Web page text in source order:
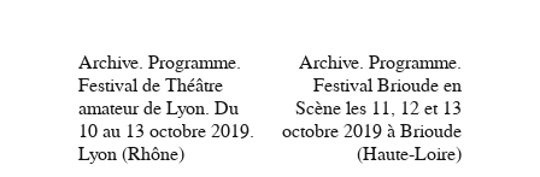
Archive. Programme.
Festival de Théâtre
amateur de Lyon. Du
10 au 13 octobre 2019.
Lyon (Rhône)
Archive. Programme.
Festival Brioude en
Scène les 11, 12 et 13
octobre 2019 à Brioude
(Haute-Loire)